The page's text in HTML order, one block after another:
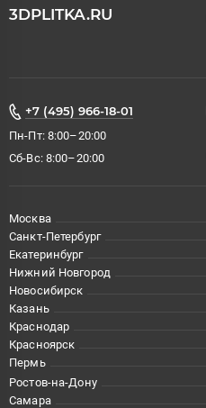
3DPLITKA.RU
+7 (495) 966-18-01
Пн-Пт: 8:00–20:00
Сб-Вс: 8:00–20:00
Москва
Санкт-Петербург
Екатеринбург
Нижний Новгород
Новосибирск
Казань
Краснодар
Красноярск
Пермь
Ростов-на-Дону
Самара